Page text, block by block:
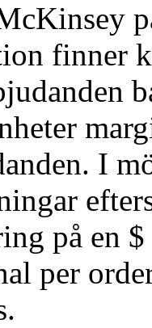
finner
I
på en
per